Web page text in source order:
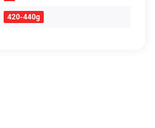
420-440g